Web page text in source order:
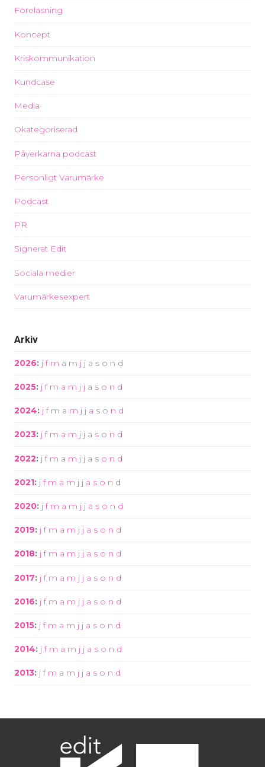
Föreläsning
Koncept
Kriskommunikation
Kundcase
Media
Okategoriserad
Påverkarna podcast
Personligt Varumärke
Podcast
PR
Signerat Edit
Sociala medier
Varumärkesexpert
Arkiv
2026: j f m a m j j a s o n d
2025: j f m a m j j a s o n d
2024: j f m a m j j a s o n d
2023: j f m a m j j a s o n d
2022: j f m a m j j a s o n d
2021: j f m a m j j a s o n d
2020: j f m a m j j a s o n d
2019: j f m a m j j a s o n d
2018: j f m a m j j a s o n d
2017: j f m a m j j a s o n d
2016: j f m a m j j a s o n d
2015: j f m a m j j a s o n d
2014: j f m a m j j a s o n d
2013: j f m a m j j a s o n d